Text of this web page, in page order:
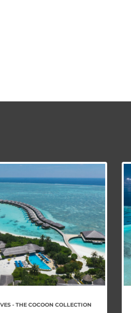
- THE COCOON COLLECTION